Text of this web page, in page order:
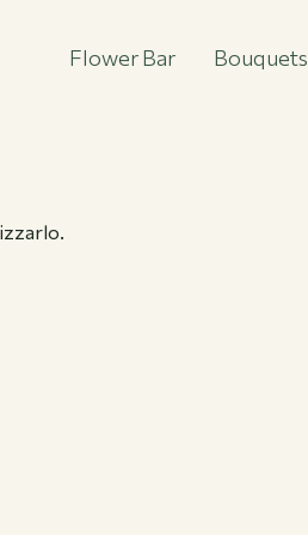
Flower Bar Bouquets